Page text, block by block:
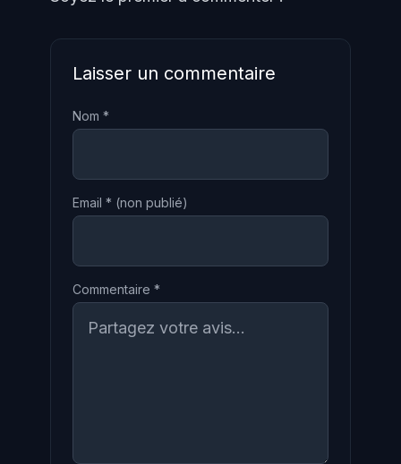
Laisser un commentaire
Nom *
Email * (non publié)
Commentaire *